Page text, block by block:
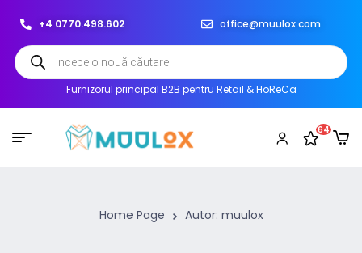
+4 0770.498.602 office@muulox.com
Furnizorul principal B2B pentru Retail & HoReCa
64
Home Page Autor: muulox